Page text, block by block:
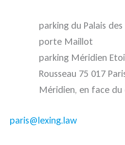
parking du Palais
porte Maillot
parking Méridien
Rousseau 75 017
Méridien, en face du
paris@lexing.law